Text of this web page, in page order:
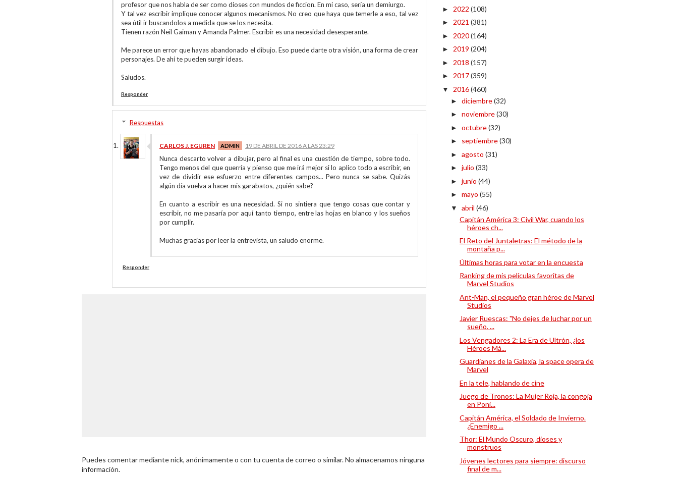
profesor que nos habla de ser como dioses con mundos de ficcion. En mi caso, sería un demiurgo.
Y tal vez escribir implique conocer algunos mecanismos. No creo que haya que temerle a eso, tal vez
sea útil ir buscandolos a medida que se los necesita.
Tienen razón Neil Gaiman y Amanda Palmer. Escribir es una necesidad desesperante.
Me parece un error que hayas abandonado el dibujo. Eso puede darte otra visión, una forma de crear
personajes. De ahí te pueden surgir ideas.
Saludos.
Responder
Respuestas
CARLOS J. EGUREN 19 DE ABRIL DE 2016 A LAS 23:29
Nunca descarto volver a dibujar, pero al final es una cuestión de tiempo, sobre todo.
Tengo menos del que querría y pienso que me irá mejor si lo aplico todo a escribir, en
vez de dividir ese esfuerzo entre diferentes campos... Pero nunca se sabe. Quizás
algún día vuelva a hacer mis garabatos, ¿quién sabe?
En cuanto a escribir es una necesidad. Si no sintiera que tengo cosas que contar y
escribir, no me pasaría por aquí tanto tiempo, entre las hojas en blanco y los sueños
por cumplir.
Muchas gracias por leer la entrevista, un saludo enorme.
Responder
Puedes comentar mediante nick, anónimamente o con tu cuenta de correo o similar. No almacenamos ninguna
información.
► 2022 (108)
► 2021 (381)
► 2020(164)
► 2019 (204)
► 2018 (157)
► 2017(359)
▼ 2016(460)
► diciembre(32)
► noviembre(30)
► octubre(32)
► septiembre(30)
► agosto (31)
► julio (33)
► junio (44)
► mayo (55)
▼ abril (46)
Capitán América 3: Civil War, cuando los
héroes ch...
El Reto del Juntaletras: El método de la
montaña p...
Últimas horas para votar en la encuesta
Ranking de mis películas favoritas de
Marvel Studios
Ant-Man, el pequeño gran héroe de Marvel
Studios
Javier Ruescas: "No dejes de luchar por un
sueño. ...
Los Vengadores 2: La Era de Ultrón, ¿los
Héroes Má...
Guardianes de la Galaxia, la space opera de
Marvel
En la tele, hablando de cine
Juego de Tronos: La Mujer Roja, la congoja
en Poni...
Capitán América, el Soldado de Invierno.
¿Enemigo ...
Thor: El Mundo Oscuro, dioses y
monstruos
Jóvenes lectores para siempre: discurso
final de m...